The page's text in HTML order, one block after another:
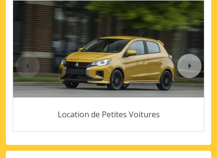
Location de Petites Voitures